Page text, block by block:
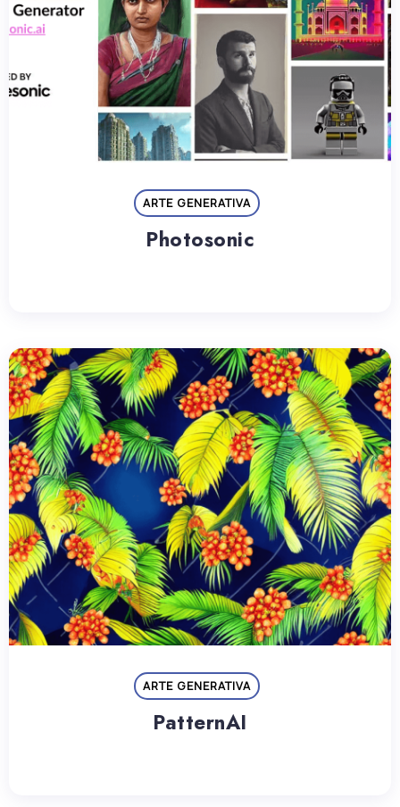
ARTE GENERATIVA
Photosonic
ARTE GENERATIVA
PatternAI